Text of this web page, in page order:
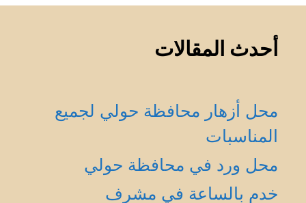
أحدث المقالات
محل أزهار محافظة حولي لجميع
المناسبات
محل ورد في محافظة حولي
خدم بالساعة في مشرف